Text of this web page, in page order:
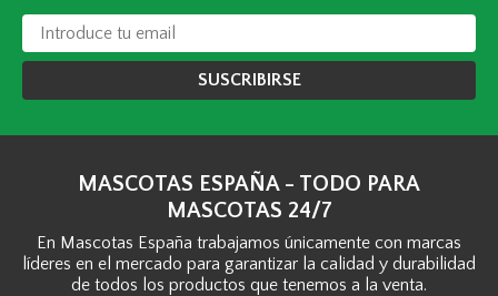
SUSCRIBIRSE
MASCOTAS ESPAÑA - TODO PARA
MASCOTAS 24/7
En Mascotas España trabajamos únicamente con marcas
líderes en el mercado para garantizar la calidad y durabilidad
de todos los productos que tenemos a la venta.